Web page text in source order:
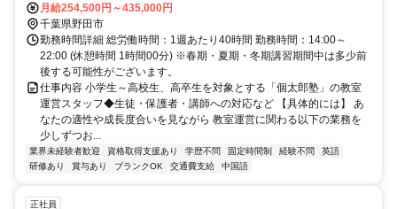
「個太郎塾」
月給254,500円～435,000円
千葉県野田市
勤務時間詳細 総労働時間：1週あたり40時間 勤務時間：14:00～
22:00 (休憩時間 1時間00分) ※春期・夏期・冬期講習期間中は多少前
後する可能性がございます。
仕事内容 小学生～高校生、高卒生を対象とする「個太郎塾」の教室
運営スタッフ◆生徒・保護者・講師への対応など 【具体的には】 あ
なたの適性や成長度合いを見ながら 教室運営に関わる以下の業務を
少しずつお...
業界未経験者歓迎 資格取得支援あり 学歴不問 固定時間制 経験不問
英語
研修あり
賞与あり ブランクOK 交通費支給 中国語
正社員